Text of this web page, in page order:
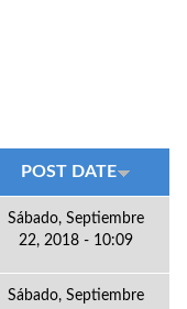
POST DATE
Sábado, Septiembre
22, 2018 - 10:09
Sábado, Septiembre